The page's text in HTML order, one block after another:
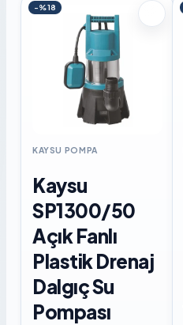
-%18
KAYSU POMPA
Kaysu
SP1300/50
Açık Fanlı
Plastik Drenaj
Dalgıç Su
Pompası